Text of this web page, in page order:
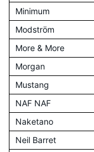
Minimum
Modström
More & More
Morgan
Mustang
NAF NAF
Naketano
Neil Barret